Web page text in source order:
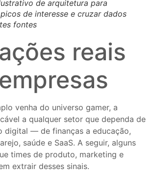
de arquitetura para
de interesse e cruzar dados
fontes
reais
venha do universo gamer, a
a qualquer setor que dependa de
digital — de finanças a educação,
saúde e SaaS. A seguir, alguns
times de produto, marketing e
extrair desses sinais.